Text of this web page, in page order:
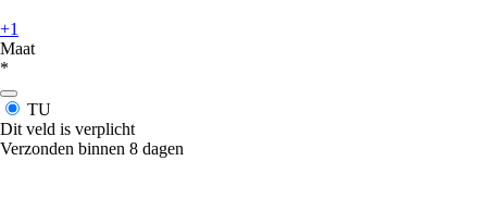
+1
Maat
*
TU
Dit veld is verplicht
Verzonden binnen 8 dagen